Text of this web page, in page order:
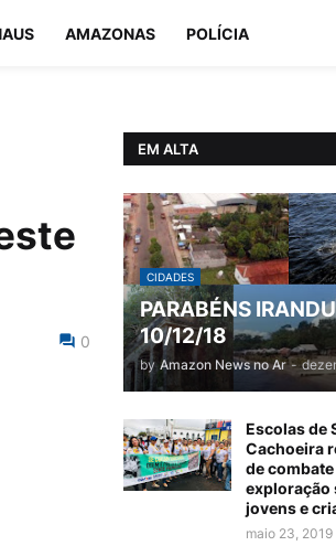
AMAZONAS POLÍCIA
0
EM ALTA
CIDADES
PARABÉNS
10/12/18
by Amazon News no Ar -
Escolas de
Cachoeira
de
exploração
jovens e
maio 23, 2019